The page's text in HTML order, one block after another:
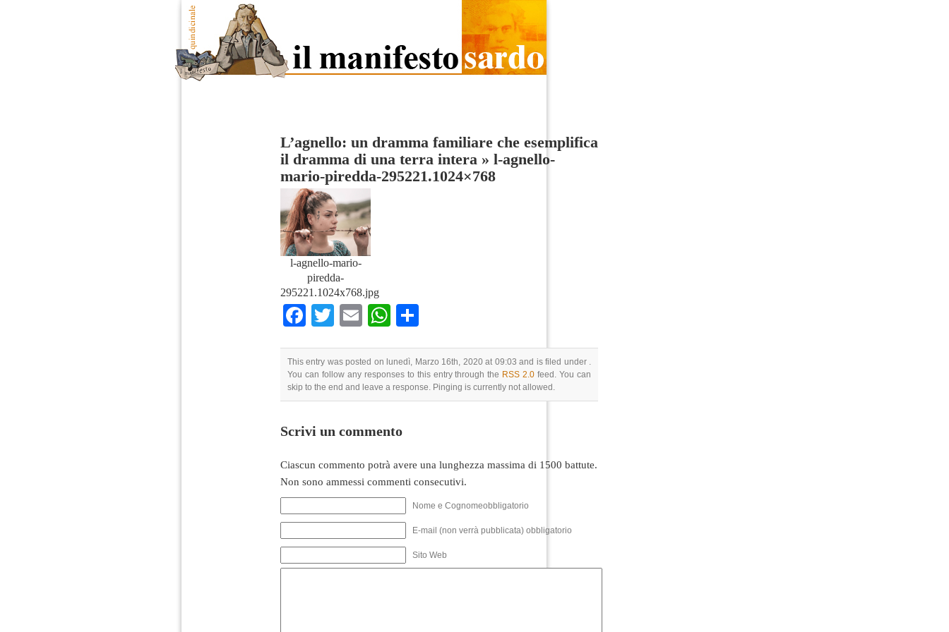
L’agnello: un dramma familiare che esemplifica
il dramma di una terra intera » l-agnello-
mario-piredda-295221.1024×768
l-agnello-mario-
piredda-
295221.1024x768.jpg
Facebook
TwitterEmailWhatsApp
This entry was posted on lunedì, Marzo 16th, 2020 at 09:03 and is filed under .
You can follow any responses to this entry through the RSS 2.0 feed. You can
skip to the end and leave a response. Pinging is currently not allowed.
Scrivi un commento
Ciascun commento potrà avere una lunghezza massima di 1500 battute.
Non sono ammessi commenti consecutivi.
Nome e Cognomeobbligatorio
E-mail (non verrà pubblicata) obbligatorio
Sito Web